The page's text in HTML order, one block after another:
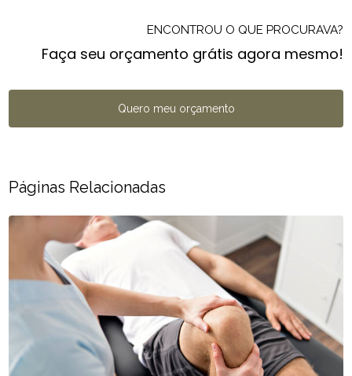
ENCONTROU O QUE PROCURAVA?
Faça seu orçamento grátis agora mesmo!
Quero meu orçamento
Páginas Relacionadas